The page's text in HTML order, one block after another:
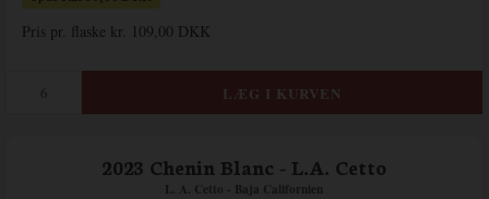
Pris pr. flaske kr. 109,00 DKK
2023 Chenin Blanc - L.A. Cetto
L. A. Cetto - Baja Californien